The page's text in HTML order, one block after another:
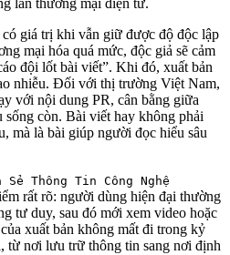
lẫn thương mại điện tử.
giá trị khi vẫn giữ được độ độc lập
mại hóa quá mức, độc giả sẽ cảm
đội lốt bài viết”. Khi đó, xuất bản
nhiễu. Đối với thị trường Việt Nam,
với nội dung PR, cân bằng giữa
sống còn. Bài viết hay không phải
mà là bài giúp người đọc hiểu sâu
Sẻ Thông Tin Công Nghệ
rất rõ: người dùng hiện đại thường
tư duy, sau đó mới xem video hoặc
xuất bản không mất đi trong kỷ
từ nơi lưu trữ thông tin sang nơi định